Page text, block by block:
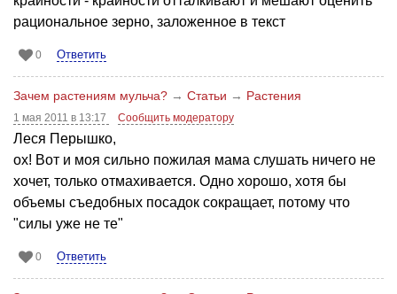
рациональное зерно, заложенное в текст
0 Ответить
Зачем растениям мульча? → Статьи → Растения
1 мая 2011 в 13:17 Сообщить модератору
Леся Перышко,
ох! Вот и моя сильно пожилая мама слушать ничего не
хочет, только отмахивается. Одно хорошо, хотя бы
объемы съедобных посадок сокращает, потому что
"силы уже не те"
0 Ответить